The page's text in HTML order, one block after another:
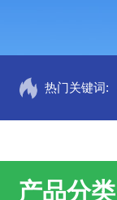
热门关键词:
产品分类